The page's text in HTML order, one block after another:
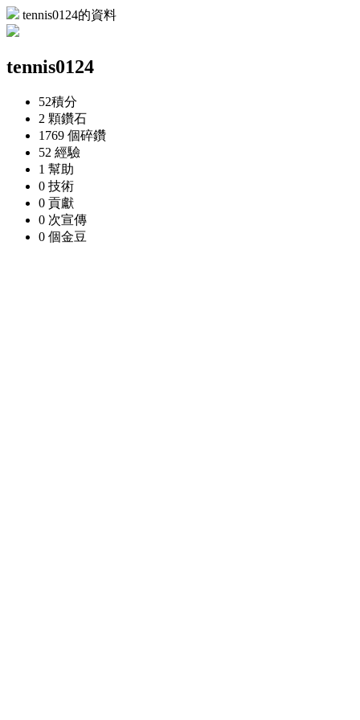
tennis0124的資料
tennis0124
52積分
2 顆鑽石
1769 個碎鑽
52 經驗
1 幫助
0 技術
0 貢獻
0 次宣傳
0 個金豆